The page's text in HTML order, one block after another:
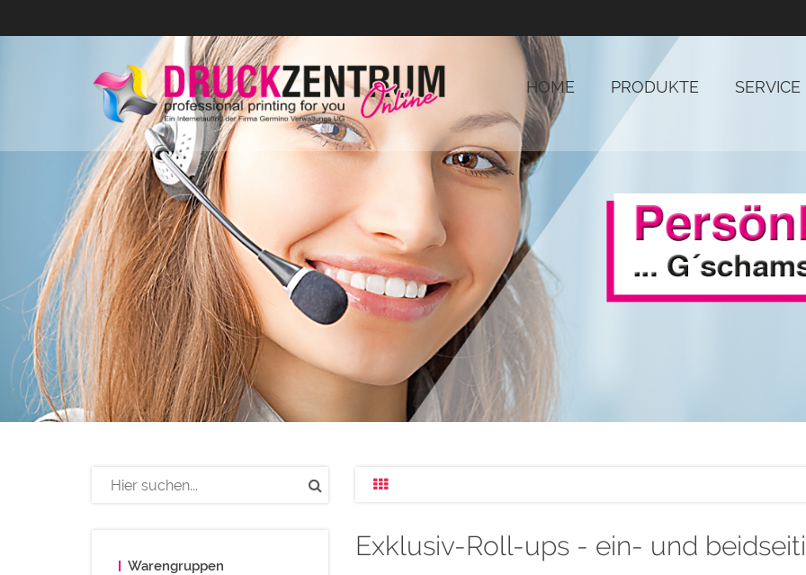
HOME PRODUKTE SERVICE
Warengruppen
Exklusiv-Roll-ups - ein- und